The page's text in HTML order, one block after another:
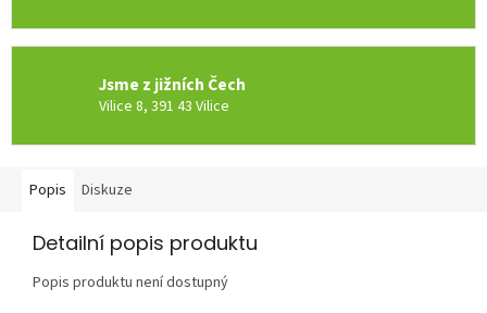
Jsme z jižních Čech
Vilice 8, 391 43 Vilice
Popis Diskuze
Detailní popis produktu
Popis produktu není dostupný